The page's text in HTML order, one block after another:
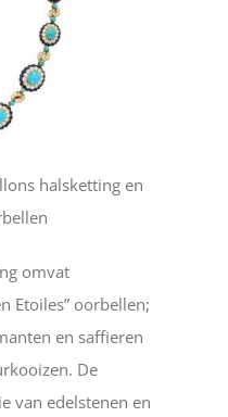
halsketting en
omvat
Etoiles” oorbellen;
en saffieren
De
van edelstenen en